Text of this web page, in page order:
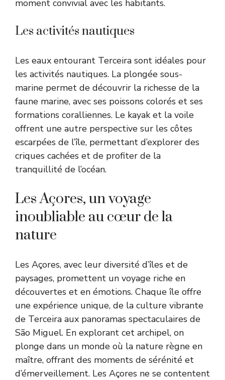
moment convivial avec les habitants.
Les activités nautiques
Les eaux entourant Terceira sont idéales pour
les activités nautiques. La plongée sous-
marine permet de découvrir la richesse de la
faune marine, avec ses poissons colorés et ses
formations coralliennes. Le kayak et la voile
offrent une autre perspective sur les côtes
escarpées de l’île, permettant d’explorer des
criques cachées et de profiter de la
tranquillité de l’océan.
Les Açores, un voyage
inoubliable au cœur de la
nature
Les Açores, avec leur diversité d’îles et de
paysages, promettent un voyage riche en
découvertes et en émotions. Chaque île offre
une expérience unique, de la culture vibrante
de Terceira aux panoramas spectaculaires de
São Miguel. En explorant cet archipel, on
plonge dans un monde où la nature règne en
maître, offrant des moments de sérénité et
d’émerveillement. Les Açores ne se contentent